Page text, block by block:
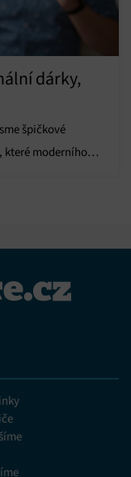
dárky,
špičkové
které moderního